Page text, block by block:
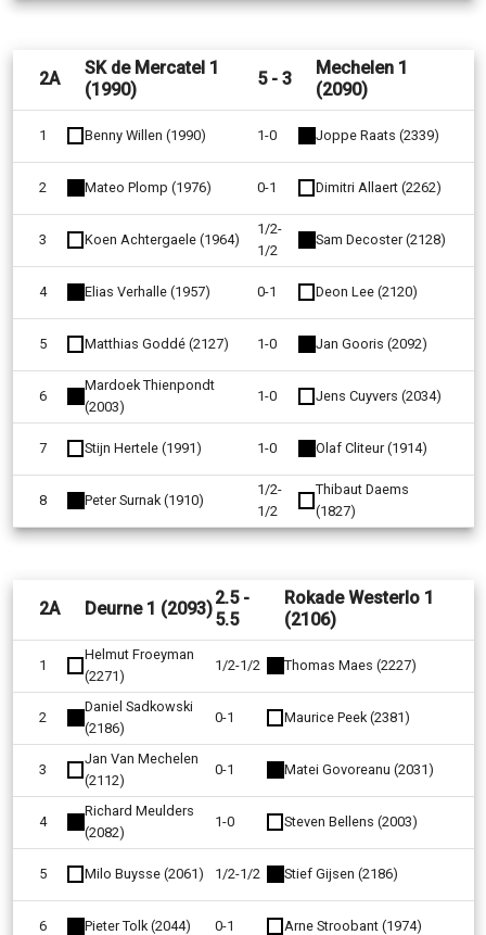
2A
SK de Mercatel 1
(1990)
5 - 3
Mechelen 1
(2090)
1 Benny Willen (1990) 1-0 Joppe Raats (2339)
2 Mateo Plomp (1976) 0-1 Dimitri Allaert (2262)
3 Koen Achtergaele (1964)
1/2-
1/2
Sam Decoster (2128)
4 Elias Verhalle (1957) 0-1 Deon Lee (2120)
5 Matthias Goddé (2127) 1-0 Jan Gooris (2092)
6
Mardoek Thienpondt
(2003)
1-0 Jens Cuyvers (2034)
7 Stijn Hertele (1991) 1-0 Olaf Cliteur (1914)
8 Peter Surnak (1910)
1/2-
1/2
Thibaut Daems
(1827)
2A Deurne 1 (2093)
2.5 -
5.5
Rokade Westerlo 1
(2106)
1
Helmut Froeyman
(2271)
1/2-1/2 Thomas Maes (2227)
2
Daniel Sadkowski
(2186)
0-1 Maurice Peek (2381)
3
Jan Van Mechelen
(2112)
0-1 Matei Govoreanu (2031)
4
Richard Meulders
(2082)
1-0 Steven Bellens (2003)
5 Milo Buysse (2061) 1/2-1/2 Stief Gijsen (2186)
6 Pieter Tolk (2044) 0-1 Arne Stroobant (1974)